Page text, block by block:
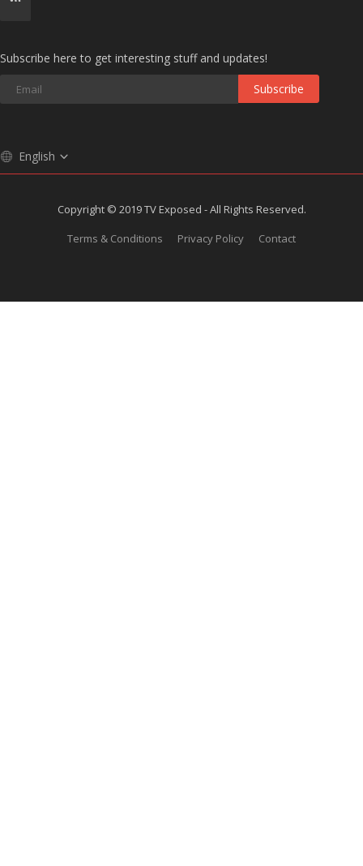
Subscribe here to get interesting stuff and updates!
Subscribe
English
Copyright © 2019 TV Exposed - All Rights Reserved.
Terms & Conditions
Privacy Policy Contact